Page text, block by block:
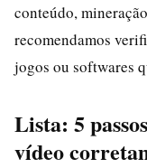
conteúdo,
recomendamos
jogos ou softwares
Lista: 5
vídeo